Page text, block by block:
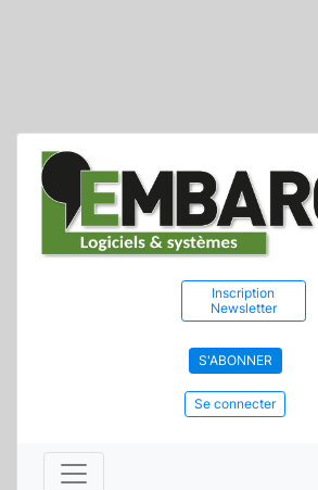
Inscription
Newsletter
S'ABONNER
Se connecter